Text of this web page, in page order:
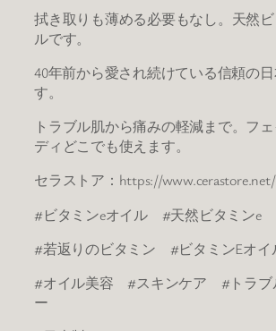
拭き取りも薄める必要もなし。天然
ルです。
40年前から愛され続けている信頼の
す。
トラブル肌から痛みの軽減まで。フ
ディどこでも使えます。
セラストア：https://www.cerastore.net/
#ビタミンeオイル #天然ビタミン
#若返りのビタミン #ビタミンEオイ
#オイル美容 #スキンケア #トラ
ー